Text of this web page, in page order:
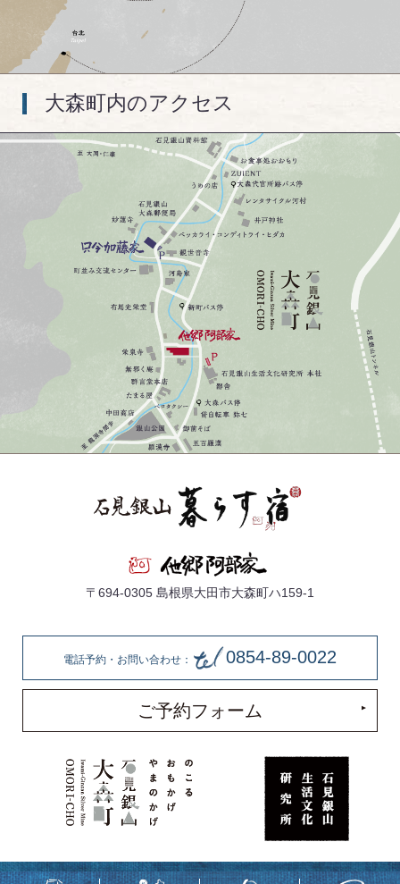
大森町内のアクセス
〒694-0305 島根県大田市大森町ハ159-1
電話予約・お問い合わせ： 0854-89-0022
ご予約フォーム
著作権所有 株式会社他郷阿部家 ©2018Takyo-Abeke All rights reserved.